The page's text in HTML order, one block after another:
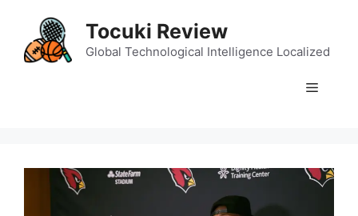
content
Tocuki Review
Global Technological Intelligence Localized
Menu